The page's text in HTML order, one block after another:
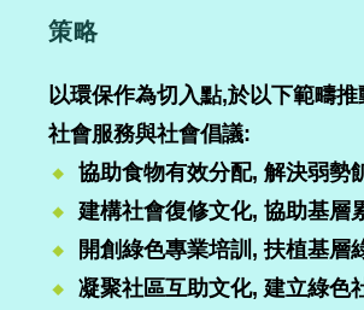
策略
以環保作為切入點,於以下範疇
社會服務與社會倡議:
協助食物有效分配, 解決弱勢
建構社會復修文化, 協助基層
開創綠色專業培訓, 扶植基層
凝聚社區互助文化, 建立綠色